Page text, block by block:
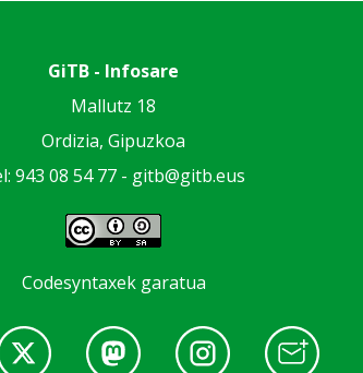
GiTB - Infosare
Mallutz 18
Ordizia, Gipuzkoa
943 08 54 77 - gitb@gitb.eus
Codesyntaxek garatua